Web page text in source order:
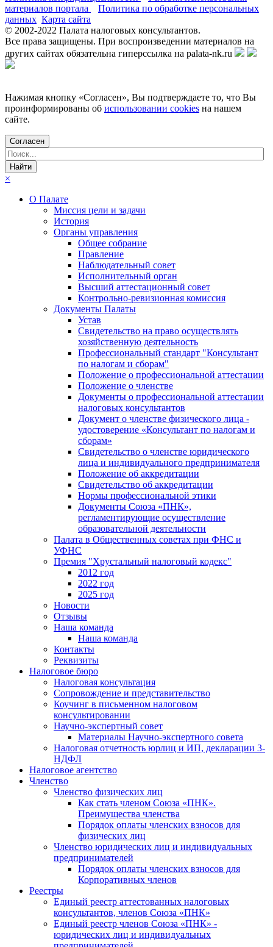
материалов портала
Политика по обработке персональных
данных Карта сайта
© 2002-2022 Палата налоговых консультантов.
Все права защищены. При воспроизведении материалов на
других сайтах обязательна гиперссылка на palata-nk.ru
Нажимая кнопку «Согласен», Вы подтверждаете то, что Вы
проинформированы об использовании cookies на нашем
сайте.
Согласен
×
О Палате
Миссия цели и задачи
История
Органы управления
Общее собрание
Правление
Наблюдательный совет
Исполнительный орган
Высший аттестационный совет
Контрольно-ревизионная комиссия
Документы Палаты
Устав
Свидетельство на право осуществлять
хозяйственную деятельность
Профессиональный стандарт "Консультант
по налогам и сборам"
Положение о профессиональной аттестации
Положение о членстве
Документы о профессиональной аттестации
налоговых консультантов
Документ о членстве физического лица -
удостоверение «Консультант по налогам и
сборам»
Свидетельство о членстве юридического
лица и индивидуального предпринимателя
Положение об аккредитации
Свидетельство об аккредитации
Нормы профессиональной этики
Документы Союза «ПНК»,
регламентирующие осуществление
образовательной деятельности
Палата в Общественных советах при ФНС и
УФНС
Премия "Хрустальный налоговый кодекс"
2012 год
2022 год
2025 год
Новости
Отзывы
Наша команда
Наша команда
Контакты
Реквизиты
Налоговое бюро
Налоговая консультация
Cопровождение и представительство
Коучинг в письменном налоговом
консультировании
Научно-экспертный совет
Материалы Научно-экспертного совета
Налоговая отчетность юрлиц и ИП, декларации 3-
НДФЛ
Налоговое агентство
Членство
Членство физических лиц
Как стать членом Союза «ПНК».
Преимущества членства
Порядок оплаты членских взносов для
физических лиц
Членство юридических лиц и индивидуальных
предпринимателей
Порядок оплаты членских взносов для
Корпоративных членов
Реестры
Единый реестр аттестованных налоговых
консультантов, членов Союза «ПНК»
Единый реестр членов Союза «ПНК» -
юридических лиц и индивидуальных